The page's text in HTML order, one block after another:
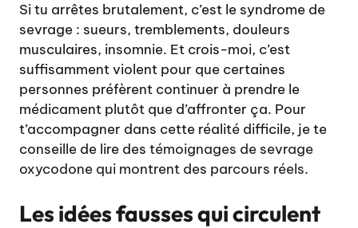
Si tu arrêtes brutalement, c’est le syndrome de
sevrage : sueurs, tremblements, douleurs
musculaires, insomnie. Et crois-moi, c’est
suffisamment violent pour que certaines
personnes préfèrent continuer à prendre le
médicament plutôt que d’affronter ça. Pour
t’accompagner dans cette réalité difficile, je te
conseille de lire des témoignages de sevrage
oxycodone qui montrent des parcours réels.
Les idées fausses qui circulent